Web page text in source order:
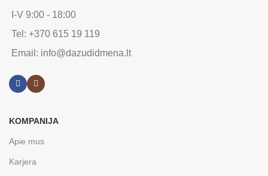
I-V 9:00 - 18:00
Tel: +370 615 19 119
Email: info@dazudidmena.lt
KOMPANIJA
Apie mus
Karjera